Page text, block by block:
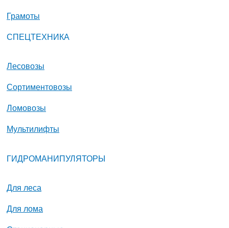
Грамоты
СПЕЦТЕХНИКА
Лесовозы
Сортиментовозы
Ломовозы
Мультилифты
ГИДРОМАНИПУЛЯТОРЫ
Для леса
Для лома